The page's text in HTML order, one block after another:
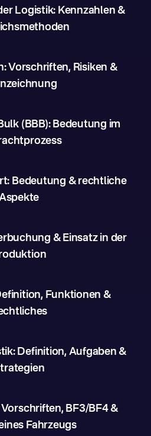
Logistik: Kennzahlen &
Vorschriften, Risiken &
(BBB): Bedeutung im
Bedeutung & rechtliche
& Einsatz in der
Funktionen &
Definition, Aufgaben &
BF3/BF4 &
Fahrzeugs